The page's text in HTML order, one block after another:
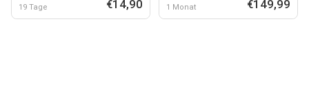
19 Tage €14,90 1 Monat €149,99